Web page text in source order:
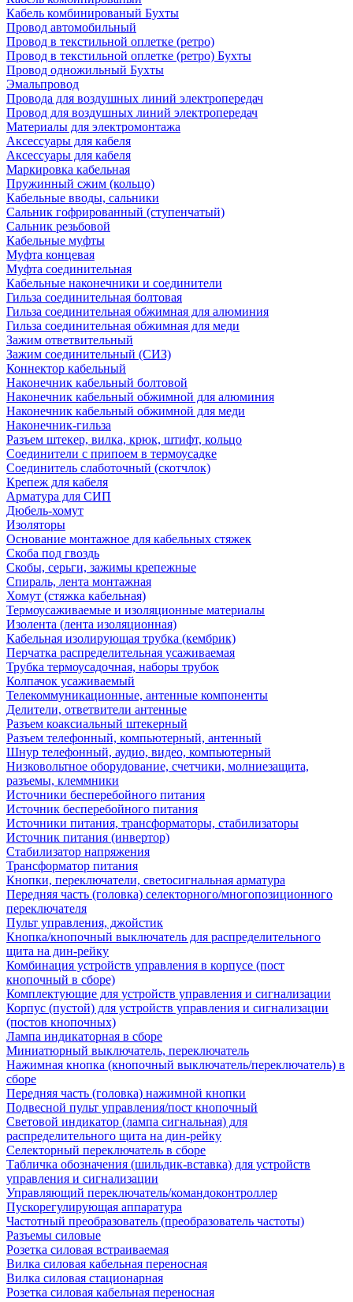
Кабель комбинированый Бухты
Провод автомобильный
Провод в текстильной оплетке (ретро)
Провод в текстильной оплетке (ретро) Бухты
Провод одножильный Бухты
Эмальпровод
Провода для воздушных линий электропередач
Провод для воздушных линий электропередач
Материалы для электромонтажа
Аксессуары для кабеля
Аксессуары для кабеля
Маркировка кабельная
Пружинный сжим (кольцо)
Кабельные вводы, сальники
Сальник гофрированный (ступенчатый)
Сальник резьбовой
Кабельные муфты
Муфта концевая
Муфта соединительная
Кабельные наконечники и соединители
Гильза соединительная болтовая
Гильза соединительная обжимная для алюминия
Гильза соединительная обжимная для меди
Зажим ответвительный
Зажим соединительный (СИЗ)
Коннектор кабельный
Наконечник кабельный болтовой
Наконечник кабельный обжимной для алюминия
Наконечник кабельный обжимной для меди
Наконечник-гильза
Разъем штекер, вилка, крюк, штифт, кольцо
Соединители с припоем в термоусадке
Соединитель слаботочный (скотчлок)
Крепеж для кабеля
Арматура для СИП
Дюбель-хомут
Изоляторы
Основание монтажное для кабельных стяжек
Скоба под гвоздь
Скобы, серьги, зажимы крепежные
Спираль, лента монтажная
Хомут (стяжка кабельная)
Термоусаживаемые и изоляционные материалы
Изолента (лента изоляционная)
Кабельная изолирующая трубка (кембрик)
Перчатка распределительная усаживаемая
Трубка термоусадочная, наборы трубок
Колпачок усаживаемый
Телекоммуникационные, антенные компоненты
Делители, ответвители антенные
Разъем коаксиальный штекерный
Разъем телефонный, компьютерный, антенный
Шнур телефонный, аудио, видео, компьютерный
Низковольтное оборудование, счетчики, молниезащита,
разъемы, клеммники
Источники бесперебойного питания
Источник бесперебойного питания
Источники питания, трансформаторы, стабилизаторы
Источник питания (инвертор)
Стабилизатор напряжения
Трансформатор питания
Кнопки, переключатели, светосигнальная арматура
Передняя часть (головка) селекторного/многопозиционного
переключателя
Пульт управления, джойстик
Кнопка/кнопочный выключатель для распределительного
щита на дин-рейку
Комбинация устройств управления в корпусе (пост
кнопочный в сборе)
Комплектующие для устройств управления и сигнализации
Корпус (пустой) для устройств управления и сигнализации
(постов кнопочных)
Лампа индикаторная в сборе
Миниатюрный выключатель, переключатель
Нажимная кнопка (кнопочный выключатель/переключатель) в
сборе
Передняя часть (головка) нажимной кнопки
Подвесной пульт управления/пост кнопочный
Световой индикатор (лампа сигнальная) для
распределительного щита на дин-рейку
Селекторный переключатель в сборе
Табличка обозначения (шильдик-вставка) для устройств
управления и сигнализации
Управляющий переключатель/командоконтроллер
Пускорегулирующая аппаратура
Частотный преобразователь (преобразователь частоты)
Разъемы силовые
Розетка силовая встраиваемая
Вилка силовая кабельная переносная
Вилка силовая стационарная
Розетка силовая кабельная переносная